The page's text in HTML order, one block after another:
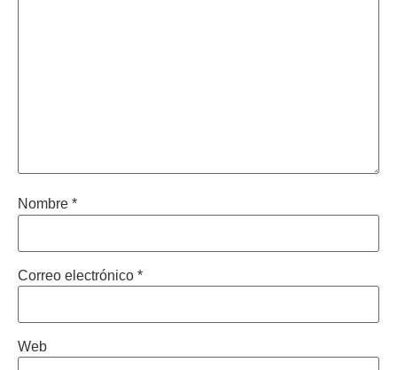
Nombre *
Correo electrónico *
Web